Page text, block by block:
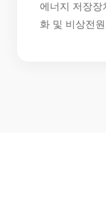
에너지 저장장
화 및 비상전